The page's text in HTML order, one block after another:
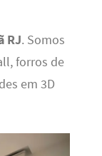
RJ. Somos
forros de
em 3D